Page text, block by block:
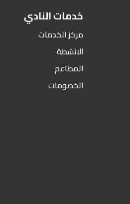
خدمات النادي
مركز الخدمات
الانشطة
المطاعم
الخصومات